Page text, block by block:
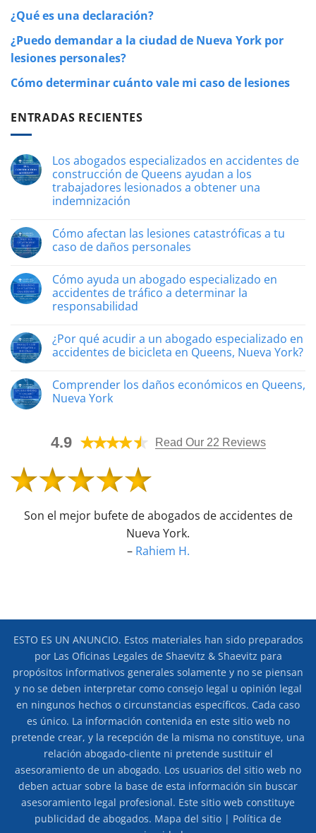
¿Qué es una declaración?
¿Puedo demandar a la ciudad de Nueva York por
lesiones personales?
Cómo determinar cuánto vale mi caso de lesiones
ENTRADAS RECIENTES
Los abogados especializados en accidentes de
construcción de Queens ayudan a los
trabajadores lesionados a obtener una
indemnización
Los
abogados
especializados
de
construcción
de
Queens
ayudan
los
trabajadores
lesionados
una
indemnización
Cómo afectan las lesiones catastróficas a tu
caso de daños personales
Cómo
afectan
las
lesiones
catastróficas
tu
caso
de
Cómo ayuda un abogado especializado en
accidentes de tráfico a determinar la
responsabilidad
«Cómo
ayuda
un
en
accidentes
de
la
responsabilidad»
¿Por qué acudir a un abogado especializado en
accidentes de bicicleta en Queens, Nueva York?
¿Por
qué
acudir
especializado
en
de
bicicleta
en
Queens,
York?
Comprender los daños económicos en Queens,
Nueva York
la
comprensión
los
daños
económicos
Nueva
York
4.9 Read Our 22 Reviews
Son el mejor bufete de abogados de accidentes de
Nueva York.
– Rahiem H.
ESTO ES UN ANUNCIO. Estos materiales han sido preparados
por Las Oficinas Legales de Shaevitz & Shaevitz para
propósitos informativos generales solamente y no se piensan
y no se deben interpretar como consejo legal u opinión legal
en ningunos hechos o circunstancias específicos. Cada caso
es único. La información contenida en este sitio web no
pretende crear, y la recepción de la misma no constituye, una
relación abogado-cliente ni pretende sustituir el
asesoramiento de un abogado. Los usuarios del sitio web no
deben actuar sobre la base de esta información sin buscar
asesoramiento legal profesional. Este sitio web constituye
publicidad de abogados. Mapa del sitio | Política de